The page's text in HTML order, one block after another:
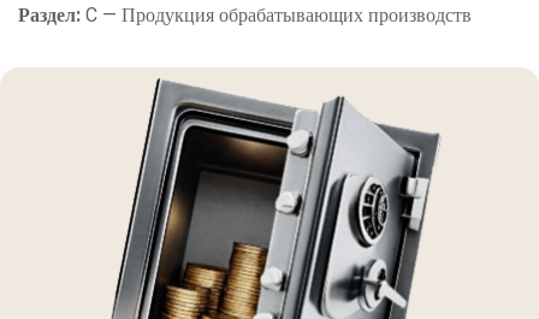
Раздел:C — Продукция обрабатывающих производств